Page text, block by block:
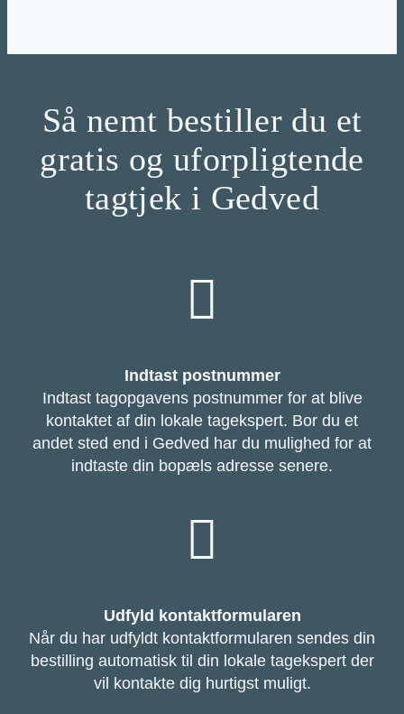
Så nemt bestiller du et
gratis og uforpligtende
tagtjek i Gedved
Indtast postnummer
Indtast tagopgavens postnummer for at blive
kontaktet af din lokale tagekspert. Bor du et
andet sted end i Gedved har du mulighed for at
indtaste din bopæls adresse senere.
Udfyld kontaktformularen
Når du har udfyldt kontaktformularen sendes din
bestilling automatisk til din lokale tagekspert der
vil kontakte dig hurtigst muligt.